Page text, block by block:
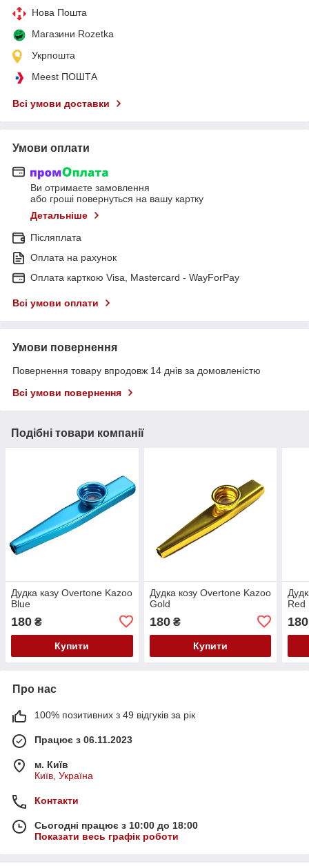
Нова Пошта
Магазини Rozetka
Укрпошта
Meest ПОШТА
Всі умови доставки
Умови оплати
Ви отримаєте замовлення
або гроші повернуться на вашу картку
Детальніше
Післяплата
Оплата на рахунок
Оплата карткою Visa, Mastercard - WayForPay
Всі умови оплати
Умови повернення
Повернення товару впродовж 14 днів за домовленістю
Всі умови повернення
Подібні товари компанії
Дудка казу Overtone Kazoo
Blue
180 ₴
Купити
Дудка козу Overtone Kazoo
Gold
180₴
Купити
Red
180
Про нас
100% позитивних з 49 відгуків за рік
Працює з 06.11.2023
м. Київ
Київ, Україна
Контакти
Сьогодні працює з 10:00 до 18:00
Показати весь графік роботи